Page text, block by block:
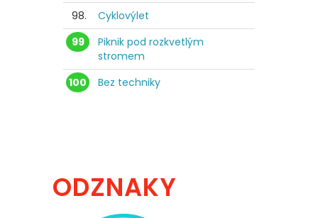
98.
Cyklovýlet
99
Piknik pod rozkvetlým
stromem
100
Bez techniky
ODZNAKY